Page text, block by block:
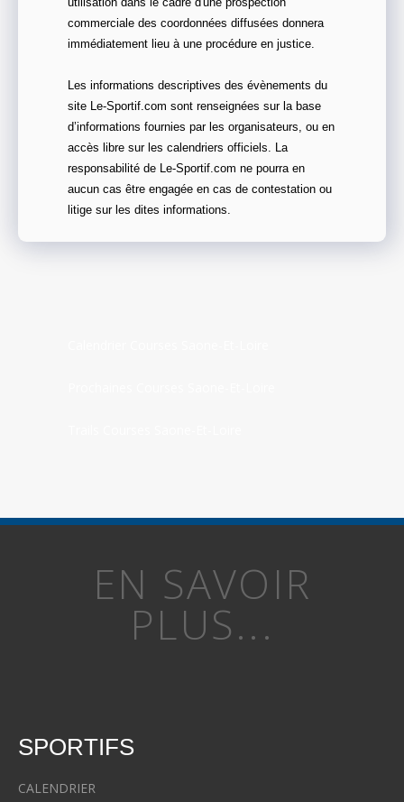
utilisation dans le cadre d'une prospection
commerciale des coordonnées diffusées donnera
immédiatement lieu à une procédure en justice.
Les informations descriptives des évènements du
site Le-Sportif.com sont renseignées sur la base
d’informations fournies par les organisateurs, ou en
accès libre sur les calendriers officiels. La
responsabilité de Le-Sportif.com ne pourra en
aucun cas être engagée en cas de contestation ou
litige sur les dites informations.
EN SAVOIR
PLUS...
SPORTIFS
CALENDRIER